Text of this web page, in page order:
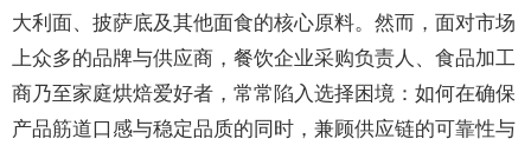
大利面、披萨底及其他面食的核心原料。然而，面对市场
上众多的品牌与供应商，餐饮企业采购负责人、食品加工
商乃至家庭烘焙爱好者，常常陷入选择困境：如何在确保
产品筋道口感与稳定品质的同时，兼顾供应链的可靠性与